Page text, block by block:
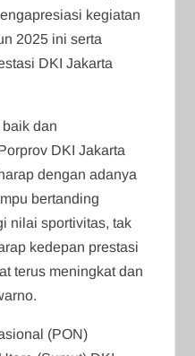
kegiatan
2025 ini serta
DKI Jakarta
baik dan
DKI Jakarta
dengan adanya
bertanding
nilai sportivitas, tak
kedepan prestasi
terus meningkat dan
(PON)